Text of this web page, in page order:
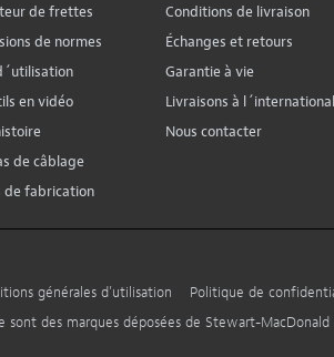
de frettes
de normes
en vidéo
de câblage
de fabrication
Conditions de livraison
Échanges et retours
Garantie à vie
Livraisons à l´international
Nous contacter
générales d’utilisation
Politique de
sont des marques déposées de Stewart-